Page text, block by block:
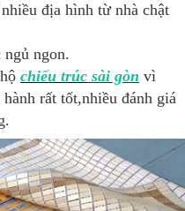
địa hình từ nhà chật
ngon.
chiếu trúc sài gòn vì
rất tốt,nhiều đánh giá